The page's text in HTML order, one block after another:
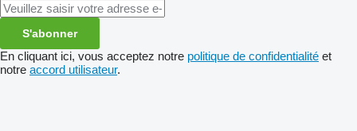
S'abonner
En cliquant ici, vous acceptez notre politique de confidentialité et
notre accord utilisateur.